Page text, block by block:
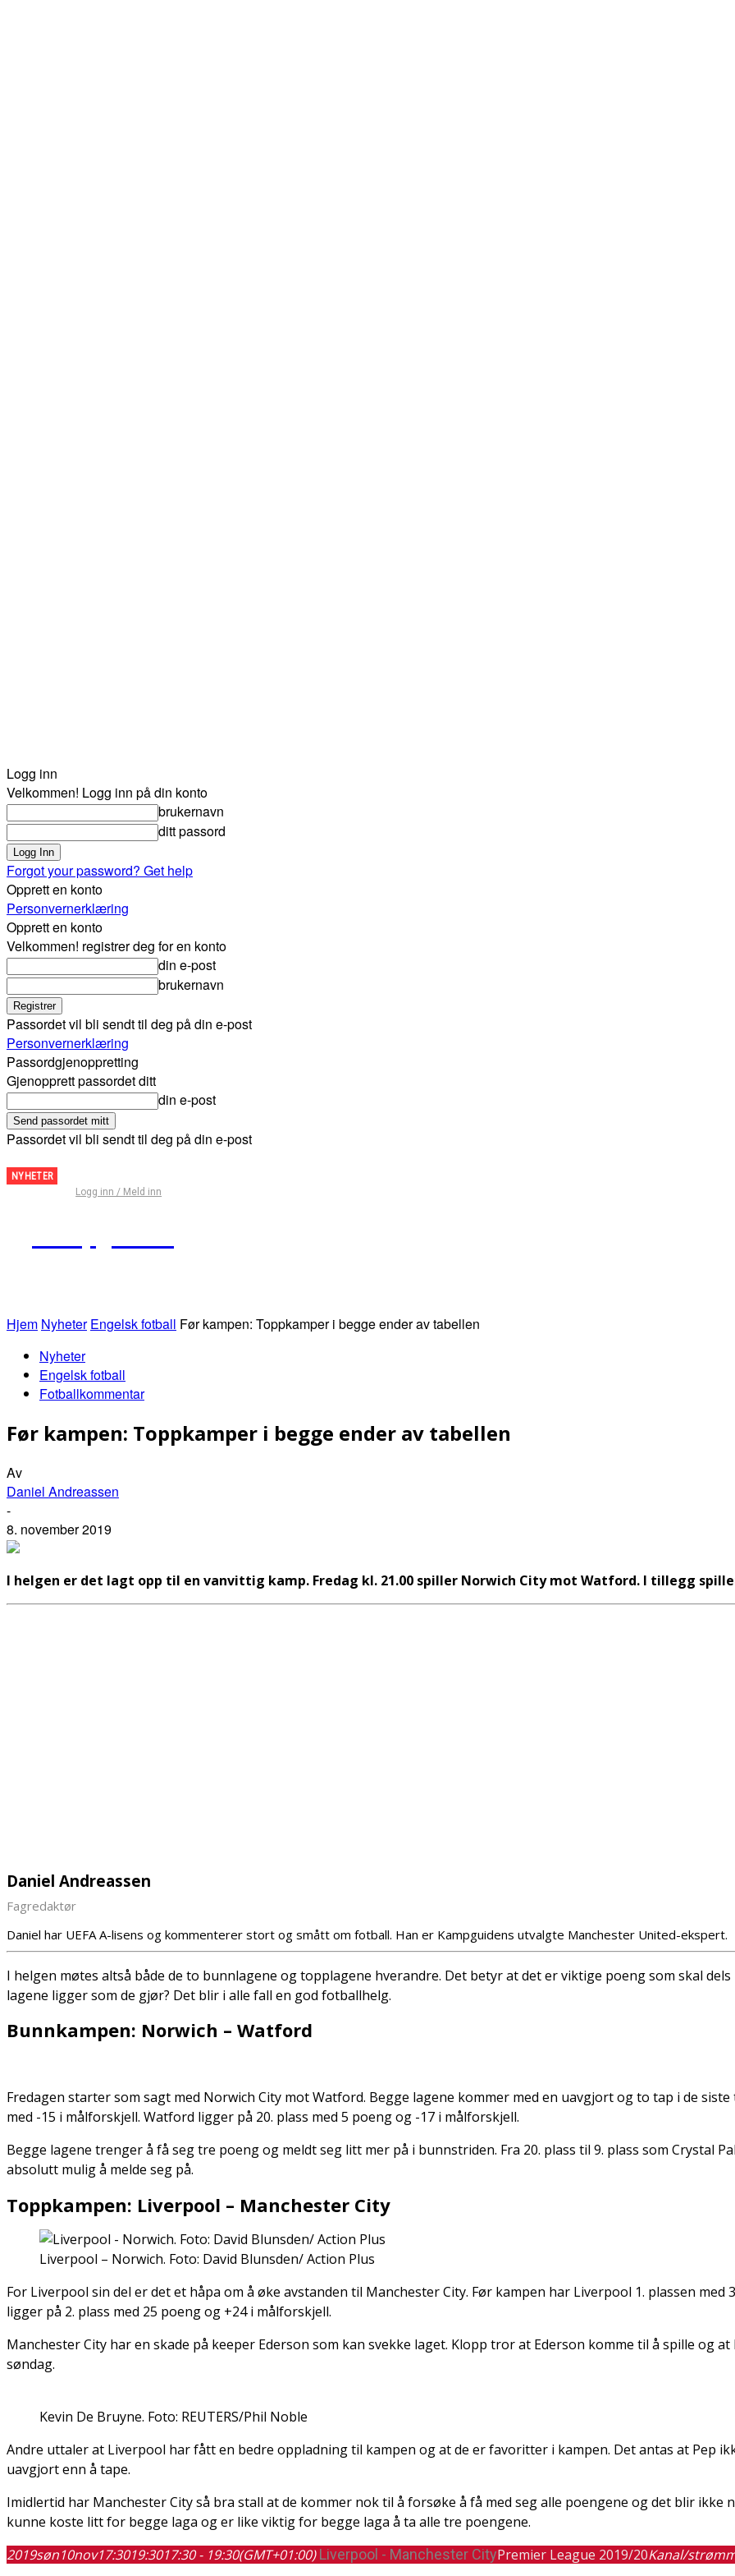
Logg inn
Velkommen! Logg inn på din konto
brukernavn
ditt passord
Forgot your password? Get help
Opprett en konto
Personvernerklæring
Opprett en konto
Velkommen! registrer deg for en konto
din e-post
brukernavn
Passordet vil bli sendt til deg på din e-post
Personvernerklæring
Passordgjenoppretting
Gjenopprett passordet ditt
din e-post
Passordet vil bli sendt til deg på din e-post
NYHETER
Premier
Logg inn / Meld inn
Hjem Nyheter Engelsk fotball Før kampen: Toppkamper i begge ender av tabellen
Nyheter
Engelsk fotball
Fotballkommentar
Før kampen: Toppkamper i begge ender av tabellen
Av
Daniel Andreassen
-
8. november 2019
I helgen er det lagt opp til en vanvittig kamp. Fredag kl. 21.00 spiller Norwich City mot Watford. I tillegg
Daniel Andreassen
Fagredaktør
Daniel har UEFA A-lisens og kommenterer stort og smått om fotball. Han er Kampguidens utvalgte Manchester United-ekspert.
I helgen møtes altså både de to bunnlagene og topplagene hverandre. Det betyr at det er viktige poeng som skal
lagene ligger som de gjør? Det blir i alle fall en god fotballhelg.
Bunnkampen: Norwich – Watford
Fredagen starter som sagt med Norwich City mot Watford. Begge lagene kommer med en uavgjort og to tap i de
med -15 i målforskjell. Watford ligger på 20. plass med 5 poeng og -17 i målforskjell.
Begge lagene trenger å få seg tre poeng og meldt seg litt mer på i bunnstriden. Fra 20. plass til 9. plass som Crystal
absolutt mulig å melde seg på.
Toppkampen: Liverpool – Manchester City
Liverpool – Norwich. Foto: David Blunsden/ Action Plus
For Liverpool sin del er det et håpa om å øke avstanden til Manchester City. Før kampen har Liverpool 1. plassen
ligger på 2. plass med 25 poeng og +24 i målforskjell.
Manchester City har en skade på keeper Ederson som kan svekke laget. Klopp tror at Ederson komme til å spille og
søndag.
Kevin De Bruyne. Foto: REUTERS/Phil Noble
Andre uttaler at Liverpool har fått en bedre oppladning til kampen og at de er favoritter i kampen. Det antas at Pep
uavgjort enn å tape.
Imidlertid har Manchester City så bra stall at de kommer nok til å forsøke å få med seg alle poengene og det blir
kunne koste litt for begge laga og er like viktig for begge laga å ta alle tre poengene.
2019søn10nov17:3019:3017:30 - 19:30(GMT+01:00) Liverpool - Manchester CityPremier League 2019/20Kanal/